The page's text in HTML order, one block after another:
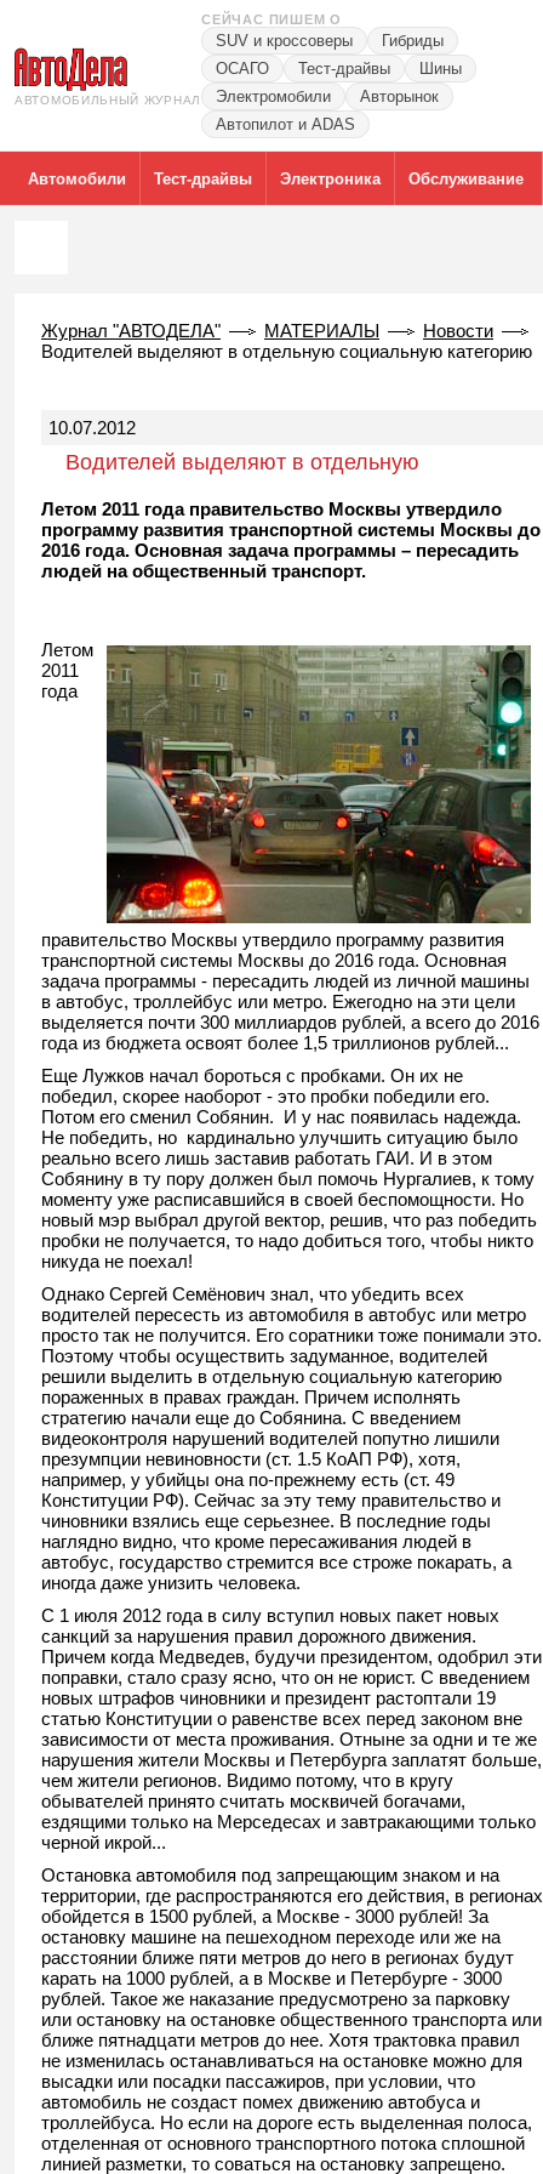
АВТОМОБИЛЬНЫЙ ЖУРНАЛ
СЕЙЧАС ПИШЕМ О
SUV и кроссоверы
Гибриды
ОСАГО
Тест-драйвы
Шины
Электромобили
Авторынок
Автопилот и ADAS
Автомобили Тест-драйвы Электроника Обслуживание
Журнал "АВТОДЕЛА" МАТЕРИАЛЫ
Новости
Водителей выделяют в отдельную социальную категорию
10.07.2012
Водителей выделяют в отдельную
социальную категорию
Летом 2011 года правительство Москвы утвердило
программу развития транспортной системы Москвы до
2016 года. Основная задача программы – пересадить
людей на общественный транспорт.
Летом
2011
года
правительство Москвы утвердило программу развития
транспортной системы Москвы до 2016 года. Основная
задача программы - пересадить людей из личной машины
в автобус, троллейбус или метро. Ежегодно на эти цели
выделяется почти 300 миллиардов рублей, а всего до 2016
года из бюджета освоят более 1,5 триллионов рублей...
Еще Лужков начал бороться с пробками. Он их не
победил, скорее наоборот - это пробки победили его.
Потом его сменил Собянин. И у нас появилась надежда.
Не победить, но кардинально улучшить ситуацию было
реально всего лишь заставив работать ГАИ. И в этом
Собянину в ту пору должен был помочь Нургалиев, к тому
моменту уже расписавшийся в своей беспомощности. Но
новый мэр выбрал другой вектор, решив, что раз победить
пробки не получается, то надо добиться того, чтобы никто
никуда не поехал!
Однако Сергей Семёнович знал, что убедить всех
водителей пересесть из автомобиля в автобус или метро
просто так не получится. Его соратники тоже понимали это.
Поэтому чтобы осуществить задуманное, водителей
решили выделить в отдельную социальную категорию
пораженных в правах граждан. Причем исполнять
стратегию начали еще до Собянина. С введением
видеоконтроля нарушений водителей попутно лишили
презумпции невиновности (ст. 1.5 КоАП РФ), хотя,
например, у убийцы она по-прежнему есть (ст. 49
Конституции РФ). Сейчас за эту тему правительство и
чиновники взялись еще серьезнее. В последние годы
наглядно видно, что кроме пересаживания людей в
автобус, государство стремится все строже покарать, а
иногда даже унизить человека.
С 1 июля 2012 года в силу вступил новых пакет новых
санкций за нарушения правил дорожного движения.
Причем когда Медведев, будучи президентом, одобрил эти
поправки, стало сразу ясно, что он не юрист. С введением
новых штрафов чиновники и президент растоптали 19
статью Конституции о равенстве всех перед законом вне
зависимости от места проживания. Отныне за одни и те же
нарушения жители Москвы и Петербурга заплатят больше,
чем жители регионов. Видимо потому, что в кругу
обывателей принято считать москвичей богачами,
ездящими только на Мерседесах и завтракающими только
черной икрой...
Остановка автомобиля под запрещающим знаком и на
территории, где распространяются его действия, в регионах
обойдется в 1500 рублей, а Москве - 3000 рублей! За
остановку машине на пешеходном переходе или же на
расстоянии ближе пяти метров до него в регионах будут
карать на 1000 рублей, а в Москве и Петербурге - 3000
рублей. Такое же наказание предусмотрено за парковку
или остановку на остановке общественного транспорта или
ближе пятнадцати метров до нее. Хотя трактовка правил
не изменилась останавливаться на остановке можно для
высадки или посадки пассажиров, при условии, что
автомобиль не создаст помех движению автобуса и
троллейбуса. Но если на дороге есть выделенная полоса,
отделенная от основного транспортного потока сплошной
линией разметки, то соваться на остановку запрещено.